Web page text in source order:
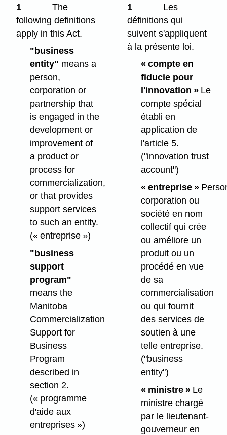
1
The
following definitions
apply in this Act.
"business
entity" means a
person,
corporation or
partnership that
is engaged in the
development or
improvement of
a product or
process for
commercialization,
or that provides
support services
to such an entity.
(« entreprise »)
"business
support
program"
means the
Manitoba
Commercialization
Support for
Business
Program
described in
section 2.
(« programme
d'aide aux
entreprises »)
1
Les
définitions qui
suivent s'appliquent
à la présente loi.
« compte en
fiducie pour
l'innovation »Le
compte spécial
établi en
application de
l'article 5.
("innovation trust
account")
« entreprise »
corporation ou
société en nom
collectif qui crée
ou améliore un
produit ou un
procédé en vue
de sa
commercialisation
ou qui fournit
des services de
soutien à une
telle entreprise.
("business
entity")
« ministre »Le
ministre chargé
par le lieutenant-
gouverneur en